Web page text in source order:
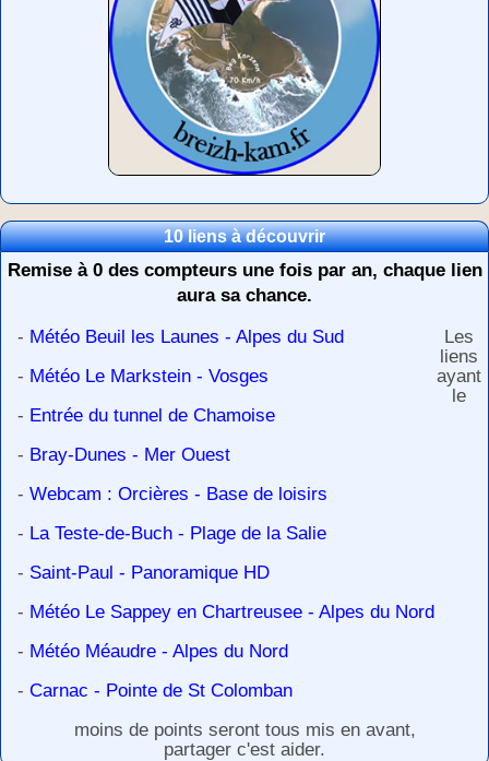
10 liens à découvrir
Remise à 0 des compteurs une fois par an, chaque lien
aura sa chance.
- Météo Beuil les Launes - Alpes du Sud
- Météo Le Markstein - Vosges
- Entrée du tunnel de Chamoise
- Bray-Dunes - Mer Ouest
- Webcam : Orcières - Base de loisirs
- La Teste-de-Buch - Plage de la Salie
- Saint-Paul - Panoramique HD
- Météo Le Sappey en Chartreusee - Alpes du Nord
- Météo Méaudre - Alpes du Nord
- Carnac - Pointe de St Colomban
Les
liens
ayant
le
moins de points seront tous mis en avant,
partager c'est aider.